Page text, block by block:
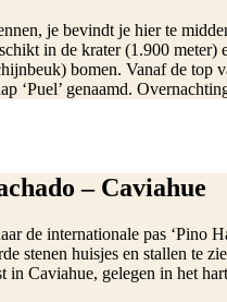
je bevindt je hier te
in de krater (1.900
bomen. Vanaf de
‘Puel’ genaamd.
– Caviahue
de internationale pas ‘Pino
stenen huisjes en stallen te
in Caviahue, gelegen in het